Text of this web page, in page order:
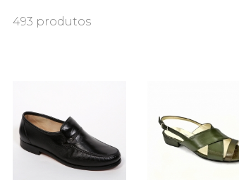
493 produtos